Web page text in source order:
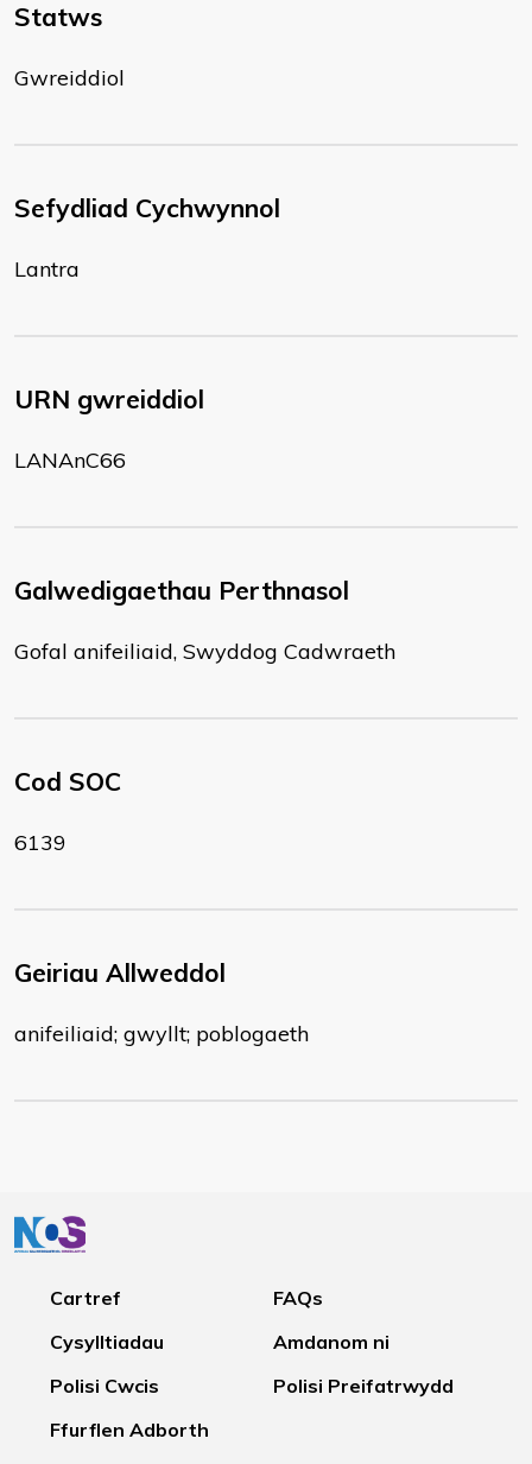
Statws
Gwreiddiol
Sefydliad Cychwynnol
Lantra
URN gwreiddiol
LANAnC66
Galwedigaethau Perthnasol
Gofal anifeiliaid, Swyddog Cadwraeth
Cod SOC
6139
Geiriau Allweddol
anifeiliaid; gwyllt; poblogaeth
Cartref
FAQs
Cysylltiadau
Amdanom ni
Polisi Cwcis
Polisi Preifatrwydd
Ffurflen Adborth